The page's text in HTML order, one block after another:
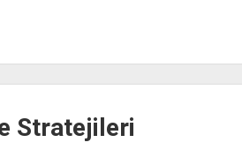
Stratejileri